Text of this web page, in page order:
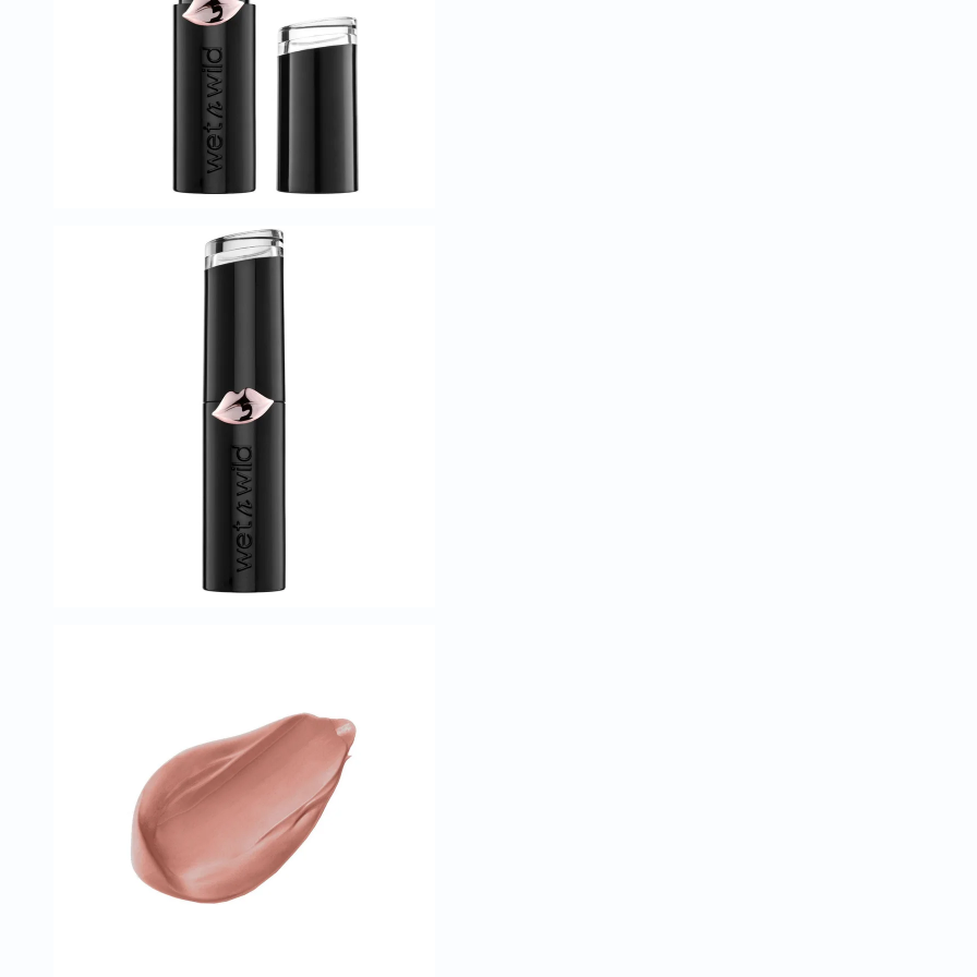
العظام
والمفاصل
المخ
والذاكرة
صحة
القلب
دعم
مرضى
السكري
البولية
دعم
الكبد
صحة
البروستاتا
الفيتامينات
مالتي
فيتامين
فيتامين
ج
فيتامين
هـ
المعادن